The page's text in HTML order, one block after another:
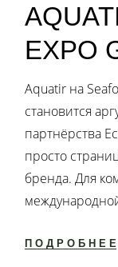
EXPO
Aquatir на
становится
партнёрства
просто
бренда. Для
ПОДРОБНЕЕ